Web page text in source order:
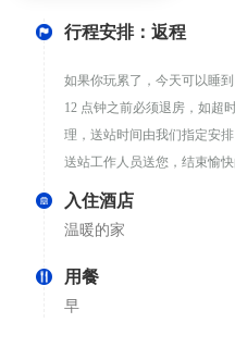
行程安排：返程
如果你玩累了，今天可以睡
12 点钟之前必须退房，如超
理，送站时间由我们指定安
送站工作人员送您，结束愉快
入住酒店
温暖的家
用餐
早